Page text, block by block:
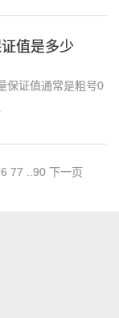
值是多少
保证值通常是粗号0
77 ..90 下一页